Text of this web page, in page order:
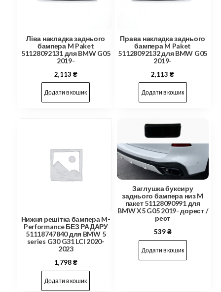
Ліва накладка заднього
бампера M Paket
51128092131 для BMW G05
2019-
2,113 ₴
Додати в кошик
Права накладка заднього
бампера M Paket
51128092132 для BMW G05
2019-
2,113₴
Додати в кошик
Нижня решітка бампера M-
Performance БЕЗ РАДАРУ
51118747840 для BMW 5
series G30 G31 LCI 2020-
2023
1,798₴
Додати в кошик
Заглушка буксиру
заднього бампера низ M
пакет 51128090991 для
BMW X5 G05 2019- дорест /
рест
539₴
Додати в кошик